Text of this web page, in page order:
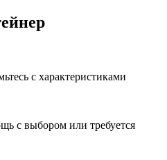
с характеристиками
с выбором или требуется